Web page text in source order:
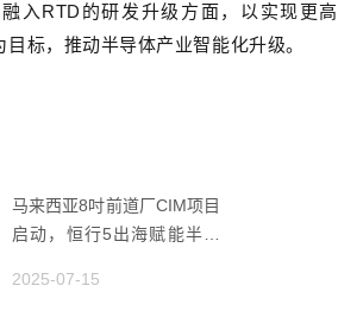
入RTD的研发升级方面，以实现更高
标，推动半导体产业智能化升级。
马来西亚8吋前道厂CIM项目
启动，恒行5出海赋能半导
2025-07-15